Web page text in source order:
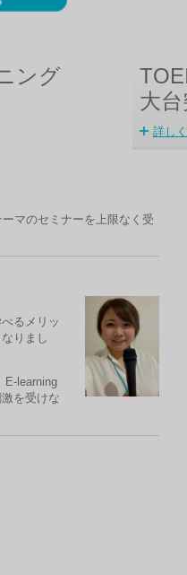
ング
大
詳し
ーマのセミナーを上限なく受
るメリッ
りまし
E-learning
を受けな